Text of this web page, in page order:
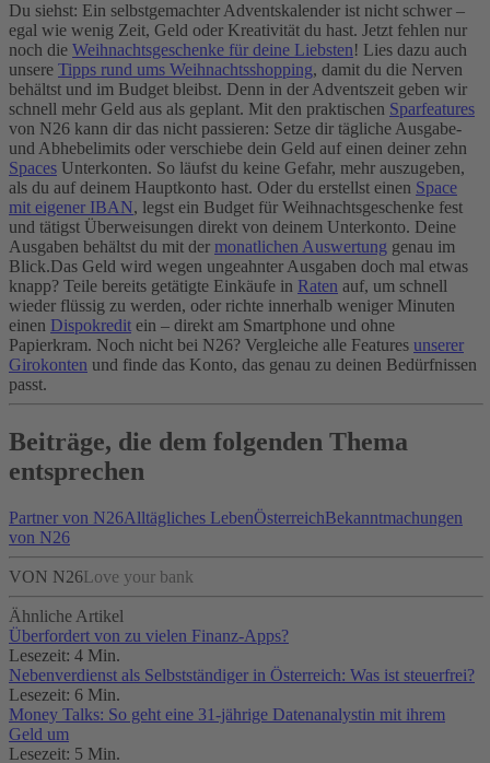
Du siehst: Ein selbstgemachter Adventskalender ist nicht schwer –
egal wie wenig Zeit, Geld oder Kreativität du hast. Jetzt fehlen nur
noch die Weihnachtsgeschenke für deine Liebsten! Lies dazu auch
unsere Tipps rund ums Weihnachtsshopping, damit du die Nerven
behältst und im Budget bleibst. Denn in der Adventszeit geben wir
schnell mehr Geld aus als geplant. Mit den praktischen Sparfeatures
von N26 kann dir das nicht passieren: Setze dir tägliche Ausgabe-
und Abhebelimits oder verschiebe dein Geld auf einen deiner zehn
Spaces Unterkonten. So läufst du keine Gefahr, mehr auszugeben,
als du auf deinem Hauptkonto hast. Oder du erstellst einen Space
mit eigener IBAN, legst ein Budget für Weihnachtsgeschenke fest
und tätigst Überweisungen direkt von deinem Unterkonto. Deine
Ausgaben behältst du mit der monatlichen Auswertung genau im
Blick.Das Geld wird wegen ungeahnter Ausgaben doch mal etwas
knapp? Teile bereits getätigte Einkäufe in Raten auf, um schnell
wieder flüssig zu werden, oder richte innerhalb weniger Minuten
einen Dispokredit ein – direkt am Smartphone und ohne
Papierkram. Noch nicht bei N26? Vergleiche alle Features unserer
Girokonten und finde das Konto, das genau zu deinen Bedürfnissen
passt.
Beiträge, die dem folgenden Thema
entsprechen
Partner von N26Alltägliches LebenÖsterreichBekanntmachungen
von N26
VON N26Love your bank
Ähnliche Artikel
Überfordert von zu vielen Finanz-Apps?
Lesezeit: 4 Min.
Nebenverdienst als Selbstständiger in Österreich: Was ist steuerfrei?
Lesezeit: 6 Min.
Money Talks: So geht eine 31-jährige Datenanalystin mit ihrem
Geld um
Lesezeit: 5 Min.